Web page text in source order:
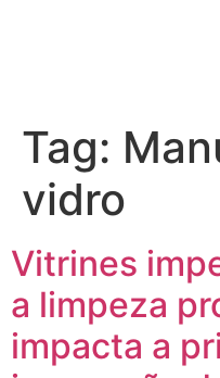
Tag:
vidro
Vitrines
a limpeza
impacta a